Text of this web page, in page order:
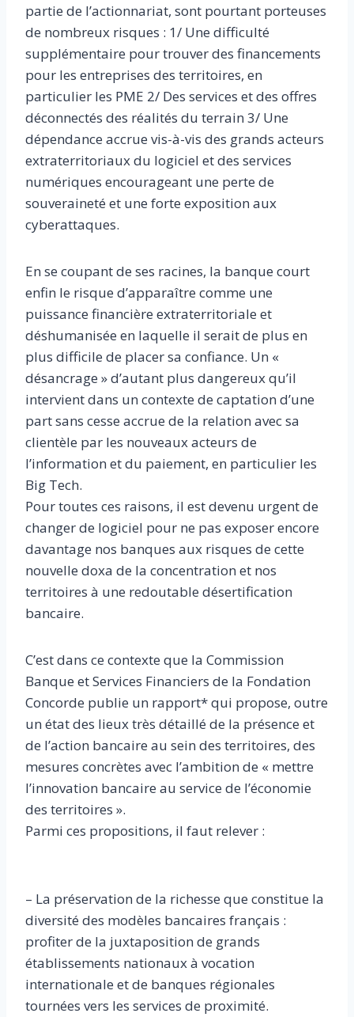
partie de l’actionnariat, sont pourtant porteuses
de nombreux risques : 1/ Une difficulté
supplémentaire pour trouver des financements
pour les entreprises des territoires, en
particulier les PME 2/ Des services et des offres
déconnectés des réalités du terrain 3/ Une
dépendance accrue vis-à-vis des grands acteurs
extraterritoriaux du logiciel et des services
numériques encourageant une perte de
souveraineté et une forte exposition aux
cyberattaques.
En se coupant de ses racines, la banque court
enfin le risque d’apparaître comme une
puissance financière extraterritoriale et
déshumanisée en laquelle il serait de plus en
plus difficile de placer sa confiance. Un «
désancrage » d’autant plus dangereux qu’il
intervient dans un contexte de captation d’une
part sans cesse accrue de la relation avec sa
clientèle par les nouveaux acteurs de
l’information et du paiement, en particulier les
Big Tech.
Pour toutes ces raisons, il est devenu urgent de
changer de logiciel pour ne pas exposer encore
davantage nos banques aux risques de cette
nouvelle doxa de la concentration et nos
territoires à une redoutable désertification
bancaire.
C’est dans ce contexte que la Commission
Banque et Services Financiers de la Fondation
Concorde publie un rapport* qui propose, outre
un état des lieux très détaillé de la présence et
de l’action bancaire au sein des territoires, des
mesures concrètes avec l’ambition de « mettre
l’innovation bancaire au service de l’économie
des territoires ».
Parmi ces propositions, il faut relever :
– La préservation de la richesse que constitue la
diversité des modèles bancaires français :
profiter de la juxtaposition de grands
établissements nationaux à vocation
internationale et de banques régionales
tournées vers les services de proximité.